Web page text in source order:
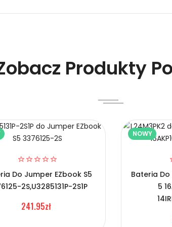
L24B3PK2?
Produkty
Do Jumper EZbook S5
2S,U3285131P-2S1P
241.95zł
NOWY
Bateria Do
5